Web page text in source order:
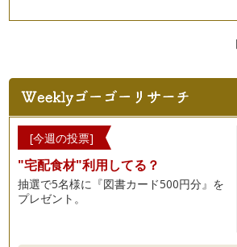
ピアノの楽しみ方「６５」スコアからの
ピアノの楽しみ方「６４」出会いを大切
ピアノをするにあたって、私も幼少期より
きました。今も恩師とはお付き合いが…
ピアノの楽しみ方「６３」絆が生まれると
音楽を学ぶことは終わりのない旅に出るよ
は数多くの出会いがあります。 …
ピアノの楽しみ方「６２」室内楽を体験
[今週の投票]
"宅配食材"利用してる？
抽選で5名様に『図書カード500円分』を
プレゼント。